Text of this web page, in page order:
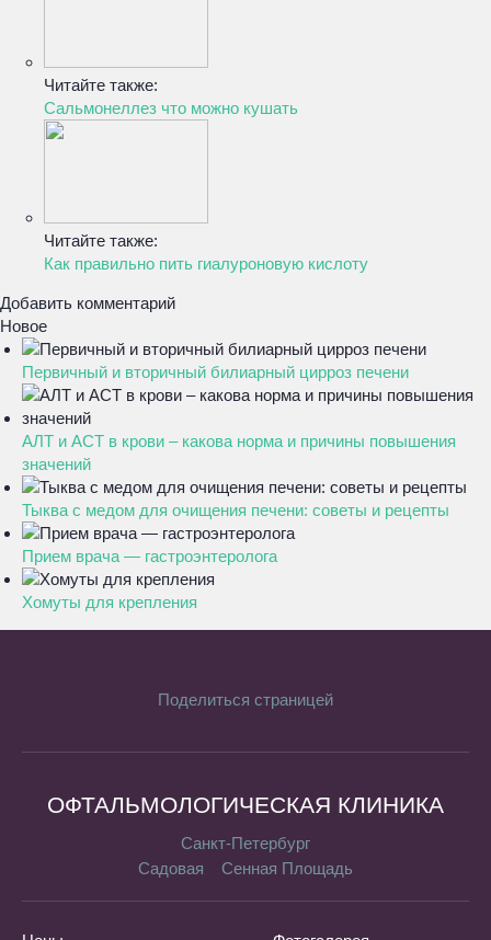
Читайте также:
Сальмонеллез что можно кушать
Читайте также:
Как правильно пить гиалуроновую кислоту
Добавить комментарий
Новое
Первичный и вторичный билиарный цирроз печени
АЛТ и АСТ в крови – какова норма и причины повышения
значений
Тыква с медом для очищения печени: советы и рецепты
Прием врача — гастроэнтеролога
Хомуты для крепления
Поделиться страницей
ОФТАЛЬМОЛОГИЧЕСКАЯ КЛИНИКА
Санкт-Петербург
Садовая
Сенная Площадь